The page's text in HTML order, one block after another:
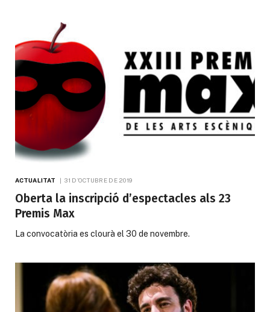
ACTUALITAT 31 D'OCTUBRE DE 2019
Oberta la inscripció d’espectacles als 23
Premis Max
La convocatòria es clourà el 30 de novembre.